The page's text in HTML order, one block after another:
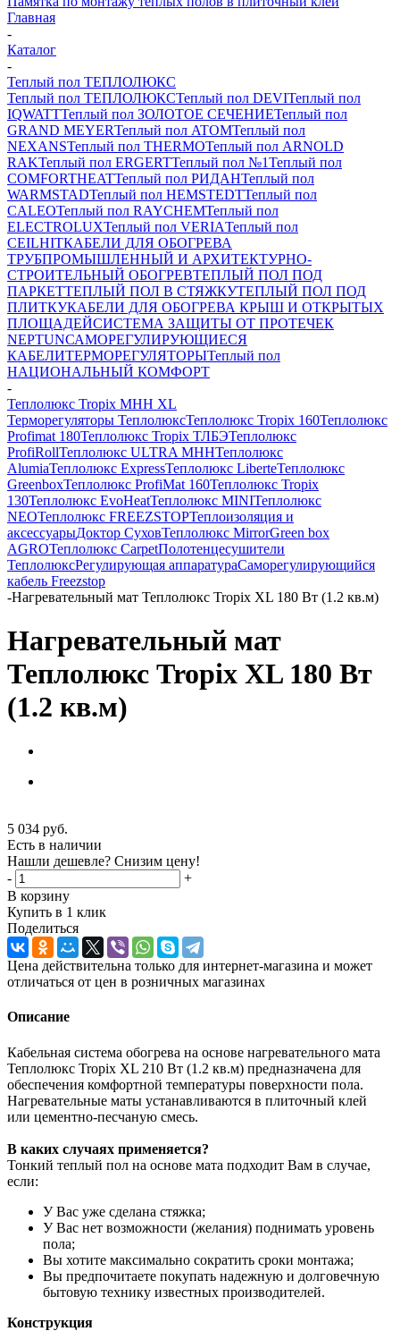
Главная
-
Каталог
-
Теплый пол ТЕПЛОЛЮКС
Теплый пол ТЕПЛОЛЮКСТеплый пол DEVIТеплый пол
IQWATTТеплый пол ЗОЛОТОЕ СЕЧЕНИЕТеплый пол
GRAND MEYERТеплый пол ATOMТеплый пол
NEXANSТеплый пол THERMOТеплый пол ARNOLD
RAKТеплый пол ERGERTТеплый пол №1Теплый пол
COMFORTHEATТеплый пол РИДАНТеплый пол
WARMSTADТеплый пол HEMSTEDTТеплый пол
CALEOТеплый пол RAYCHEMТеплый пол
ELECTROLUXТеплый пол VERIAТеплый пол
CEILHITКАБЕЛИ ДЛЯ ОБОГРЕВА
ТРУБПРОМЫШЛЕННЫЙ И АРХИТЕКТУРНО-
СТРОИТЕЛЬНЫЙ ОБОГРЕВТЕПЛЫЙ ПОЛ ПОД
ПАРКЕТТЕПЛЫЙ ПОЛ В СТЯЖКУТЕПЛЫЙ ПОЛ ПОД
ПЛИТКУКАБЕЛИ ДЛЯ ОБОГРЕВА КРЫШ И ОТКРЫТЫХ
ПЛОЩАДЕЙСИСТЕМА ЗАЩИТЫ ОТ ПРОТЕЧЕК
NEPTUNСАМОРЕГУЛИРУЮЩИЕСЯ
КАБЕЛИТЕРМОРЕГУЛЯТОРЫТеплый пол
НАЦИОНАЛЬНЫЙ КОМФОРТ
-
Теплолюкс Tropix МНН XL
Терморегуляторы ТеплолюксТеплолюкс Tropix 160Теплолюкс
Profimat 180Теплолюкс Tropix ТЛБЭТеплолюкс
ProfiRollТеплолюкс ULTRA МННТеплолюкс
AlumiaТеплолюкс ExpressТеплолюкс LiberteТеплолюкс
GreenboxТеплолюкс ProfiMat 160Теплолюкс Tropix
130Теплолюкс EvoHeatТеплолюкс MINIТеплолюкс
NEOТеплолюкс FREEZSTOPТеплоизоляция и
аксессуарыДоктор СуховТеплолюкс MirrorGreen box
AGROТеплолюкс CarpetПолотенцесушители
ТеплолюксРегулирующая аппаратураCаморегулирующийся
кабель Freezstop
-Нагревательный мат Теплолюкс Tropix XL 180 Вт (1.2 кв.м)
Нагревательный мат
Теплолюкс Tropix XL 180 Вт
(1.2 кв.м)
5 034 руб.
Есть в наличии
Нашли дешевле? Снизим цену!
-
+
В корзину
Купить в 1 клик
Поделиться
Цена действительна только для интернет-магазина и может
отличаться от цен в розничных магазинах
Описание
Кабельная система обогрева на основе нагревательного мата
Теплолюкс Tropix XL 210 Вт (1.2 кв.м) предназначена для
обеспечения комфортной температуры поверхности пола.
Нагревательные маты устанавливаются в плиточный клей
или цементно-песчаную смесь.
В каких случаях применяется?
Тонкий теплый пол на основе мата подходит Вам в случае,
если:
У Вас уже сделана стяжка;
У Вас нет возможности (желания) поднимать уровень
пола;
Вы хотите максимально сократить сроки монтажа;
Вы предпочитаете покупать надежную и долговечную
бытовую технику известных производителей.
Конструкция